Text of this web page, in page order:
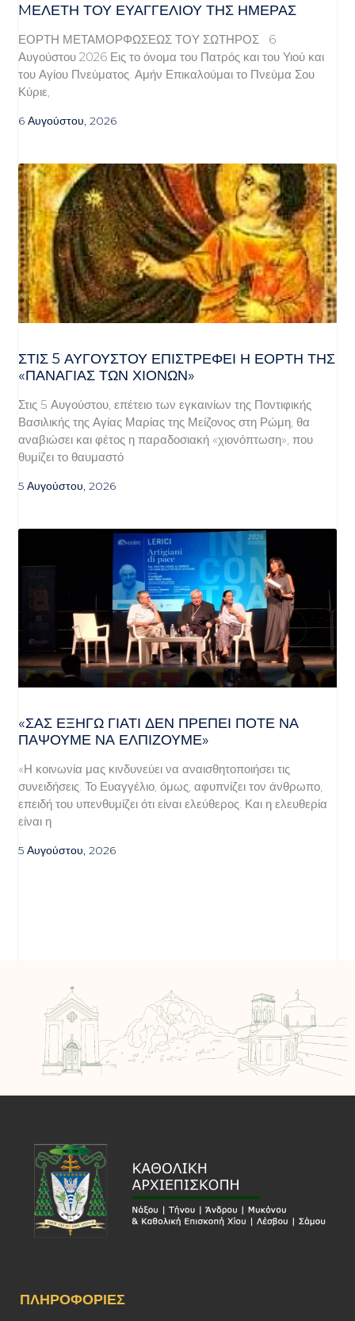
MΕΛΈΤΗ ΤΟΥ ΕΥΑΓΓΕΛΊΟΥ ΤΗΣ ΗΜΈΡΑΣ
ΕΟΡΤΗ ΜΕΤΑΜΟΡΦΩΣΕΩΣ ΤΟΥ ΣΩΤΗΡΟΣ 6
Αυγούστου 2026 Εις το όνομα του Πατρός και του Υιού και
του Αγίου Πνεύματος. Αμήν Επικαλούμαι το Πνεύμα Σου
Κύριε,
6 Αυγούστου, 2026
ΣΤΙΣ 5 ΑΥΓΟΎΣΤΟΥ ΕΠΙΣΤΡΈΦΕΙ Η ΕΟΡΤΉ ΤΗΣ
«ΠΑΝΑΓΊΑΣ ΤΩΝ ΧΙΌΝΩΝ»
Στις 5 Αυγούστου, επέτειο των εγκαινίων της Ποντιφικής
Βασιλικής της Αγίας Μαρίας της Μείζονος στη Ρώμη, θα
αναβιώσει και φέτος η παραδοσιακή «χιονόπτωση», που
θυμίζει το θαυμαστό
5 Αυγούστου, 2026
«ΣΑΣ ΕΞΗΓΏ ΓΙΑΤΊ ΔΕΝ ΠΡΈΠΕΙ ΠΟΤΈ ΝΑ
ΠΆΨΟΥΜΕ ΝΑ ΕΛΠΊΖΟΥΜΕ»
«Η κοινωνία μας κινδυνεύει να αναισθητοποιήσει τις
συνειδήσεις. Το Ευαγγέλιο, όμως, αφυπνίζει τον άνθρωπο,
επειδή του υπενθυμίζει ότι είναι ελεύθερος. Και η ελευθερία
είναι η
5 Αυγούστου, 2026
ΠΛΗΡΟΦΟΡΊΕΣ